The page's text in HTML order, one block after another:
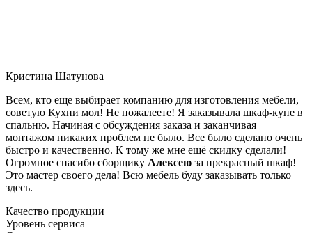
Кристина Шатунова
Всем, кто еще выбирает компанию для изготовления мебели,
советую Кухни мол! Не пожалеете! Я заказывала шкаф-купе в
спальню. Начиная с обсуждения заказа и заканчивая
монтажом никаких проблем не было. Все было сделано очень
быстро и качественно. К тому же мне ещё скидку сделали!
Огромное спасибо сборщику Алексею за прекрасный шкаф!
Это мастер своего дела! Всю мебель буду заказывать только
здесь.
Качество продукции
Уровень сервиса